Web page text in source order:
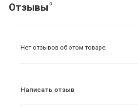
Отзывы 0
Нет отзывов об этом товаре.
Написать отзыв